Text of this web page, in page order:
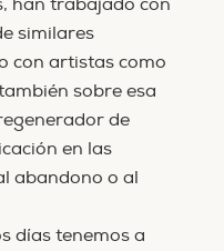
similares
con artistas como
sobre esa
de
en las
abandono o al
días tenemos a